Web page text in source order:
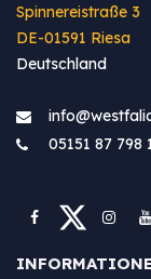
Spinnereistraße 3
DE-01591 Riesa
Deutschland
05151 87 798